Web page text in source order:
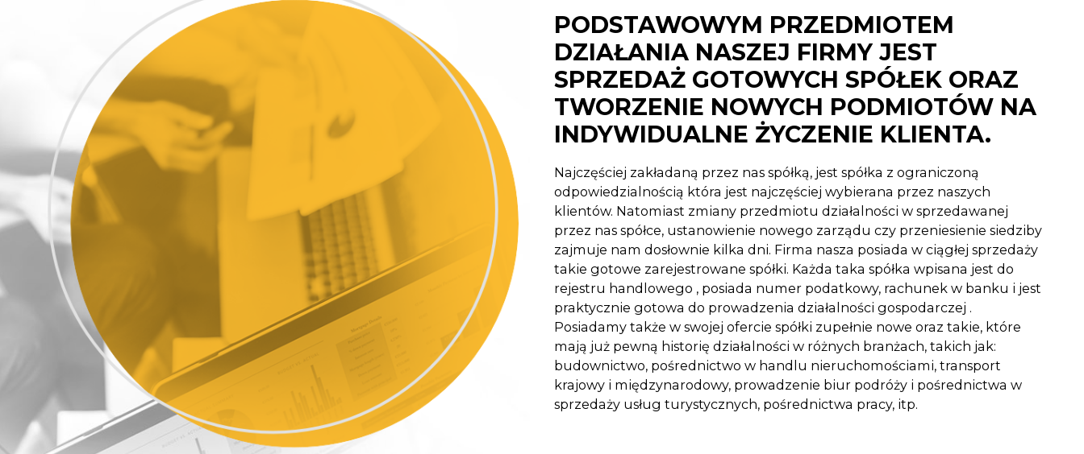
PODSTAWOWYM PRZEDMIOTEM
DZIAŁANIA NASZEJ FIRMY JEST
SPRZEDAŻ GOTOWYCH SPÓŁEK ORAZ
TWORZENIE NOWYCH PODMIOTÓW NA
INDYWIDUALNE ŻYCZENIE KLIENTA.
Najczęściej zakładaną przez nas spółką, jest spółka z ograniczoną
odpowiedzialnością która jest najczęściej wybierana przez naszych
klientów. Natomiast zmiany przedmiotu działalności w sprzedawanej
przez nas spółce, ustanowienie nowego zarządu czy przeniesienie siedziby
zajmuje nam dosłownie kilka dni. Firma nasza posiada w ciągłej sprzedaży
takie gotowe zarejestrowane spółki. Każda taka spółka wpisana jest do
rejestru handlowego , posiada numer podatkowy, rachunek w banku i jest
praktycznie gotowa do prowadzenia działalności gospodarczej .
Posiadamy także w swojej ofercie spółki zupełnie nowe oraz takie, które
mają już pewną historię działalności w różnych branżach, takich jak:
budownictwo, pośrednictwo w handlu nieruchomościami, transport
krajowy i międzynarodowy, prowadzenie biur podróży i pośrednictwa w
sprzedaży usług turystycznych, pośrednictwa pracy, itp.